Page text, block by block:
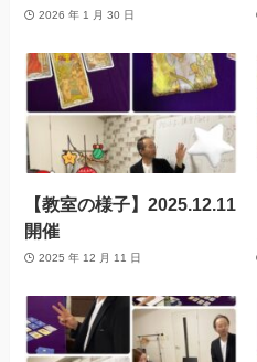
2026 年 1 月 30 日
【教室の様子】2025.12.11
開催
2025 年 12 月 11 日